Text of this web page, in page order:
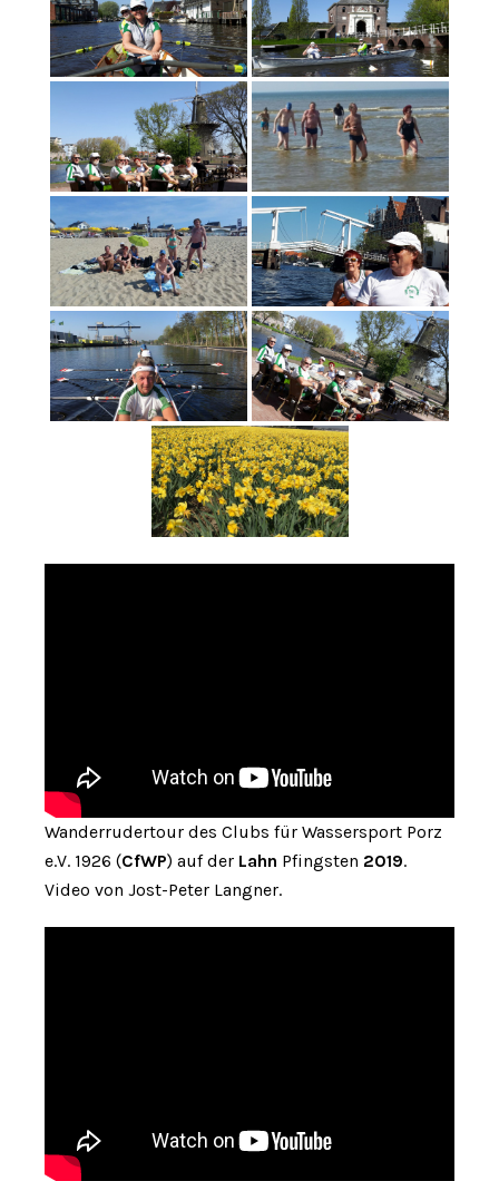
Wanderrudertour des Clubs für Wassersport Porz
e.V. 1926 (CfWP) auf der Lahn Pfingsten 2019.
Video von Jost-Peter Langner.